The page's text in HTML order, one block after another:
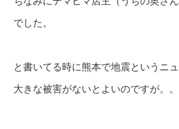
でした。
と書いてる時に熊本で地震というニュ
大きな被害がないとよいのですが。。